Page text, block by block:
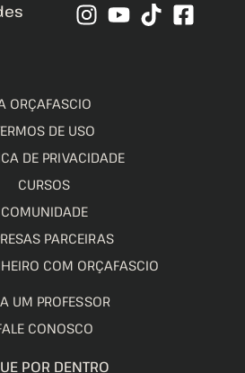
ORÇAFASCIO
DE USO
DE PRIVACIDADE
CURSOS
COMUNIDADE
PARCEIRAS
COM ORÇAFASCIO
UM PROFESSOR
CONOSCO
POR DENTRO